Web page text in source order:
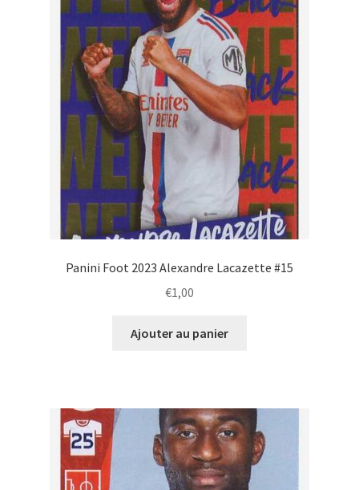
Panini Foot 2023 Alexandre Lacazette #15
€1,00
Ajouter au panier